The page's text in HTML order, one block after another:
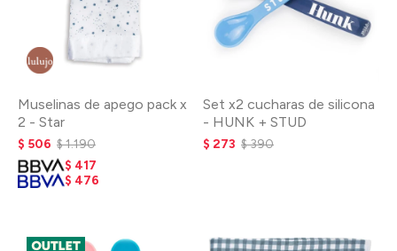
Muselinas de apego pack x
2 - Star
$ 506 $1.190
$ 417
$ 476
Set x2 cucharas de silicona
- HUNK + STUD
$ 273 $390